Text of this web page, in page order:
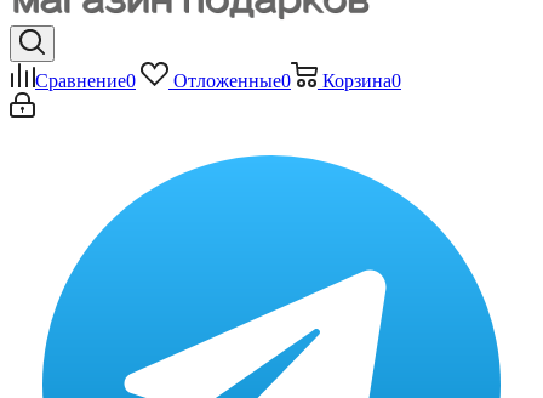
Сравнение0 Отложенные0 Корзина0